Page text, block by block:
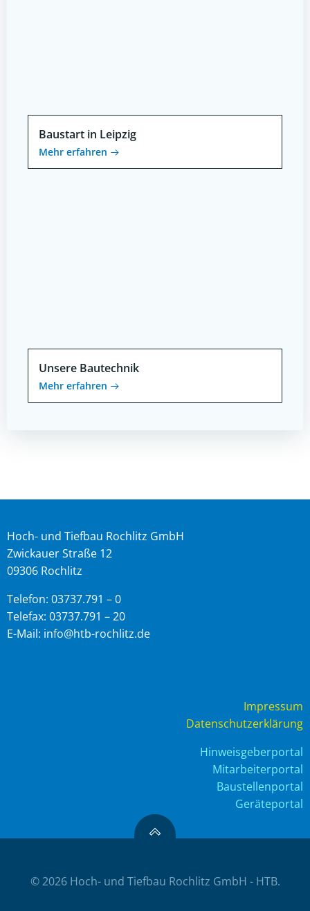
Baustart in Leipzig
Mehr erfahren
Unsere Bautechnik
Mehr erfahren
Hoch- und Tiefbau Rochlitz GmbH
Zwickauer Straße 12
09306 Rochlitz
Telefon: 03737.791 – 0
Telefax: 03737.791 – 20
E-Mail: info@htb-rochlitz.de
Impressum
Datenschutzerklärung
Hinweisgeberportal
Mitarbeiterportal
Baustellenportal
Geräteportal
© 2026 Hoch- und Tiefbau Rochlitz GmbH - HTB.